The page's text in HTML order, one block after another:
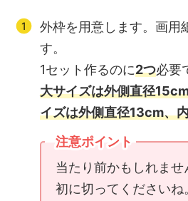
外枠を用意します。画用
す。
1セット作るのに2つ必要
大サイズは外側直径
イズは外側直径13cm、
注意ポイント
当たり前かもしれま
初に切ってくださいね